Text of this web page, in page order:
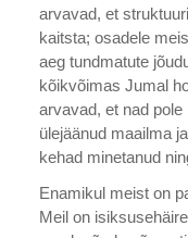
arvavad, et
kaitsta; osadele
aeg tundmatute
kõikvõimas Jumal
arvavad, et nad
ülejäänud maailma
kehad minetanud
Enamikul meist on
Meil on